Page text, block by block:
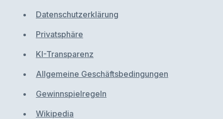
Datenschutzerklärung
Privatsphäre
KI-Transparenz
Allgemeine Geschäftsbedingungen
Gewinnspielregeln
Wikipedia